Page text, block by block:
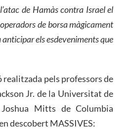
de Hamàs contra Israel el
de borsa màgicament
els esdeveniments que
realitzada pels professors de
Jr. de la Universitat de
Mitts de Columbia
descobert MASSIVES: